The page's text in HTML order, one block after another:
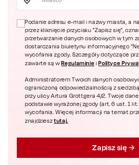
Podanie adresu e-mail i nazwy miasta, a
przez kliknięcie przycisku "Zapisz się",
przetwarzanie danych osobowych w tym
dostarczania biuletynu informacyjnego
wycofania zgody. Szczegóły dotyczące
zawarte są wRegulaminie i Polityce
Administratorem Twoich danych
ograniczoną odpowiedzialnością z
przy ulicy Artura Grottgera 4/2. Twoje
podstawie wyrażonej zgody (art. 6 ust. 1
wycofania. Więcej informacji na temat
znajdziesztutaj.
Zapisz się